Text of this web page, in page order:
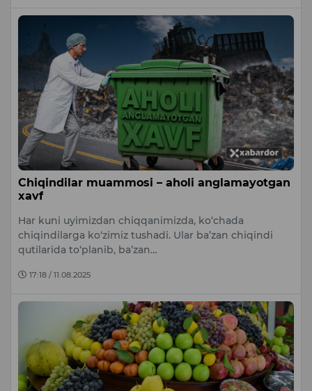
Chiqindilar muammosi – aholi anglamayotgan
xavf
Har kuni uyimizdan chiqqanimizda, ko‘chada
chiqindilarga ko‘zimiz tushadi. Ular ba’zan chiqindi
qutilarida to‘planib, ba’zan…
17:18 / 11.08.2025